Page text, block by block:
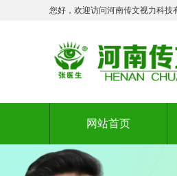
您好，欢迎访问河南传文视力科技
网站首页